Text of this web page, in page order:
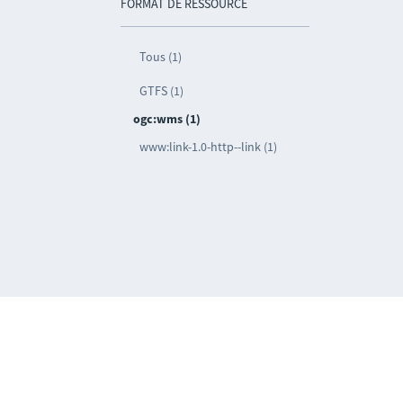
FORMAT DE RESSOURCE
Tous (1)
GTFS (1)
ogc:wms (1)
www:link-1.0-http--link (1)